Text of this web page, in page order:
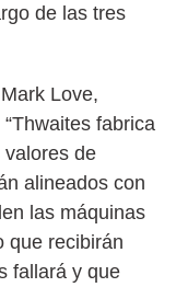
de las tres
Love,
fabrica
de
alineados con
las máquinas
que recibirán
fallará y que